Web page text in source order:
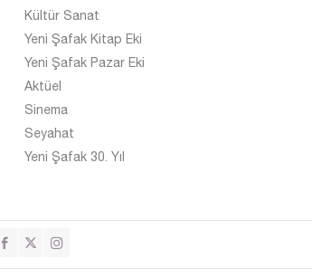
Kültür Sanat
Yeni Şafak Kitap Eki
Yeni Şafak Pazar Eki
Aktüel
Sinema
Seyahat
Yeni Şafak 30. Yıl